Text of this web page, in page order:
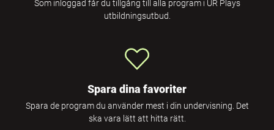
Som inloggad får du tillgång till alla program i UR Plays
utbildningsutbud.
Spara dina favoriter
Spara de program du använder mest i din undervisning. Det
ska vara lätt att hitta rätt.